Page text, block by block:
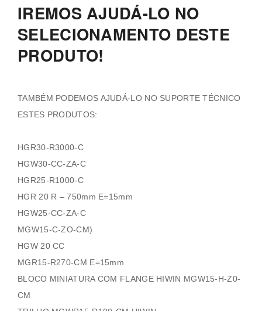
IREMOS AJUDÁ-LO NO
SELECIONAMENTO DESTE
PRODUTO!
TAMBÉM PODEMOS AJUDÁ-LO NO SUPORTE TÉCNICO
ESTES PRODUTOS:
HGR30-R3000-C
HGW30-CC-ZA-C
HGR25-R1000-C
HGR 20 R – 750mm E=15mm
HGW25-CC-ZA-C
MGW15-C-ZO-CM)
HGW 20 CC
MGR15-R270-CM E=15mm
BLOCO MINIATURA COM FLANGE HIWIN MGW15-H-Z0-
CM